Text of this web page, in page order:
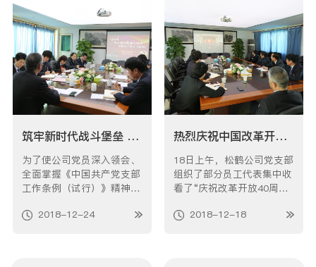
了真情实意的温暖。走访
中，领导们关切地询问了困
难职工的生活和身体状况，
叮嘱他们一定要好…
习近平总书记在虹口区市民
驿站的讲话精神，充分发挥
单位在为老服务方面的…
筑牢新时代战斗堡垒 真抓实干学习《条例》____松鹤党支部开展主题党日活动
为了使公司党员深入领会、
全面掌握《中国共产党支部
工作条例（试行）》精神和
《条例》的思想自觉和行动
2018-12-24
热烈庆祝中国改革开放40周年----松鹤党支部组织收看改革开放庆祝大会
18日上午，松鹤公司党支部
组织了部分员工代表集中收
看了“庆祝改革开放40周年
发表重要讲话。 40年的发
2018-12-18